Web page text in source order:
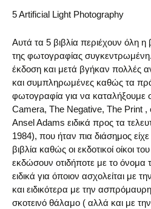
5 Artificial Light Photography
Αυτά τα 5 βιβλία περιέχουν όλη η
της φωτογραφίας
έκδοση και μετά βγήκαν πολλές
και συμπληρωμένες καθώς τα
φωτογραφία για να καταλήξουμε
Camera, The Negative, The Print ,
Ansel Adams ειδικά προς τα
1984), που ήταν πια διάσημος
βιβλία καθώς οι εκδοτικοί οίκοι
εκδώσουν οτιδήποτε με το όνομα
ειδικά για όποιον ασχολείται με την
και ειδικότερα με την
σκοτεινό θάλαμο ( αλλά και με